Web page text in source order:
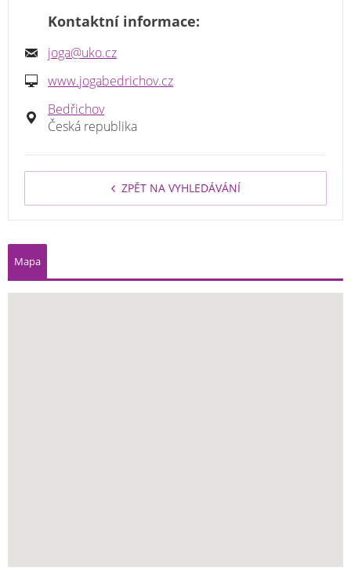
Kontaktní informace:
joga@uko.cz
www.jogabedrichov.cz
Bedřichov
Česká republika
ZPĚT NA VYHLEDÁVÁNÍ
Mapa